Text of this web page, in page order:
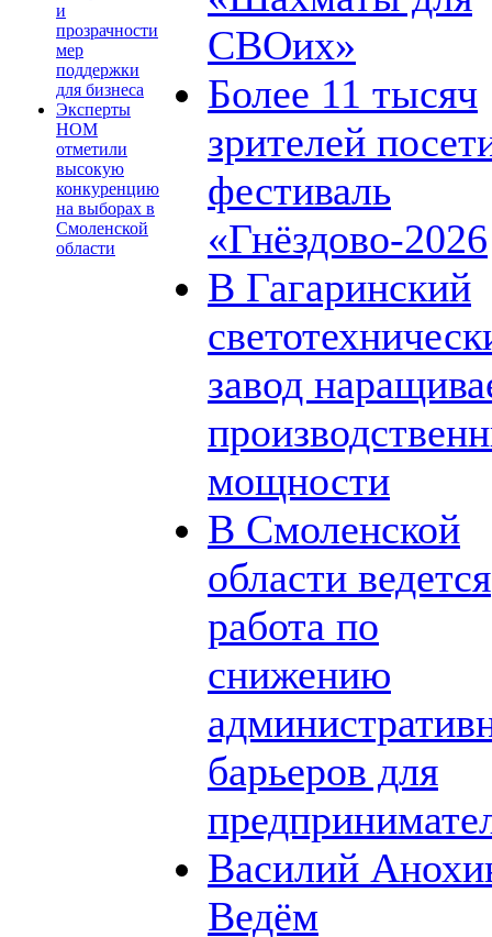
и
прозрачности
мер
поддержки
для бизнеса
Эксперты
НОМ
отметили
высокую
конкуренцию
на выборах в
Смоленской
области
СВОих»
Более 11 тысяч
зрителей
фестиваль
«Гнёздово-2026
В Гагаринский
завод
мощности
В Смоленской
области ведется
работа по
снижению
барьеров для
Василий
Ведём